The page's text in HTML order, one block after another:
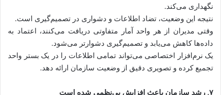
نگهداری می‌کند.
نتیجه این وضعیت، تضاد اطلاعات و دشواری در تصمیم‌گیری است.
وقتی مدیران از هر واحد آمار متفاوتی دریافت می‌کنند، اعتماد به
داده‌ها کاهش می‌یابد و تصمیم‌گیری دشوارتر می‌شود.
یک نرم‌افزار اختصاصی می‌تواند تمامی اطلاعات را در یک بستر واحد
تجمیع کرده و تصویری دقیق از وضعیت سازمان ارائه دهد.
۷. رشد سازمان باعث افزایش بی‌نظمی شده است